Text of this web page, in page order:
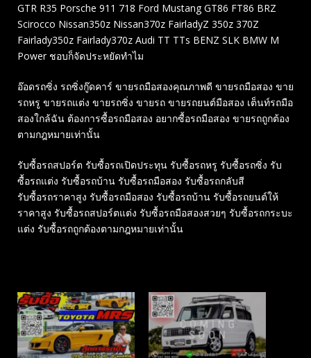
GTR R35 Porsche 911 718 Ford Mustang GT86 FT86 BRZ
Scirocco Nissan350z Nissan370z FairladyZ 350z 370Z
Fairlady350z Fairlady370z Audi TT TTs BENZ SLK BMW M
Power ชอบก็จัดประหยัดทำไม
อ๊อดรถซิ่ง รถซิ่งกู๊ดคาร์ ขายรถมือสองคุณภาพดี ขายรถมือสอง ขาย
รถหรู ขายรถแต่ง ขายรถซิ่ง ขายรถ ขายรถยนต์มือสอง เต็นท์รถมือ
สองใกล้ฉัน ต้องการซื้อรถมือสอง อยากซื้อรถมือสอง ขายรถถูกต้อง
ตามกฎหมายเท่านั้น
รับซื้อรถสปอร์ต รับซื้อรถเปิดประทุน รับซื้อรถหรู รับซื้อรถซิ่ง รับ
ซื้อรถแต่ง รับซื้อรถบ้าน รับซื้อรถมือสอง รับซื้อรถกลับสี
รับซื้อรถราคาสูง รับซื้อรถมือสอง รับซื้อรถบ้าน รับซื้อรถยนต์ให้
ราคาสูง รับซื้อรถสปอร์ตแต่ง รับซื้อรถมือสองสวยๆ รับซื้อรถกระบะ
แต่ง รับซื้อรถถูกต้องตามกฎหมายเท่านั้น